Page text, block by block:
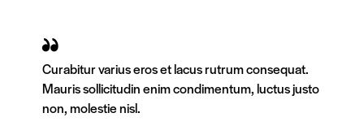
Curabitur varius eros et lacus rutrum consequat.
Mauris sollicitudin enim condimentum, luctus justo
non, molestie nisl.